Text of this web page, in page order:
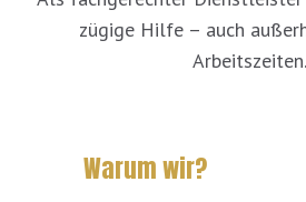
zügige Hilfe – auch
Arbeitszeiten.
Warum wir?